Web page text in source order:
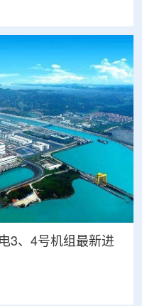
3、4号机组最新进